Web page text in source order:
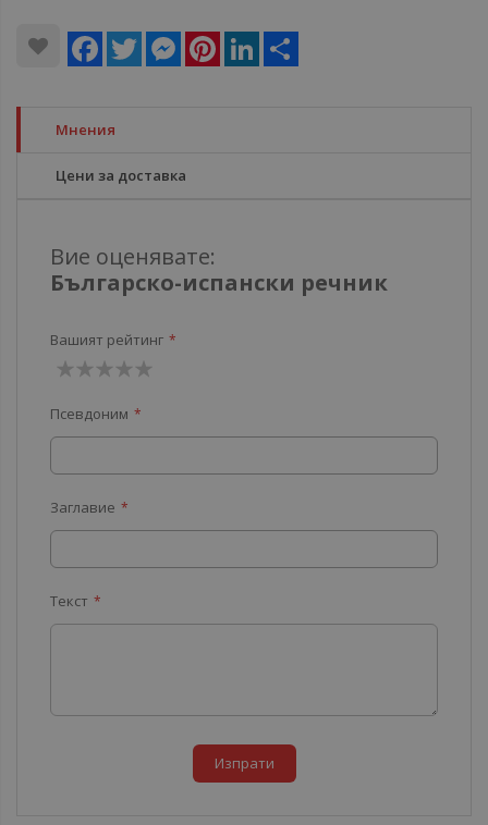
Facebook
Twitter MessengerPinterestLinkedIn
Мнения
Цени за доставка
Вие оценявате:
Българско-испански речник
Вашият рейтинг
звезда
звезди
звезди
звезди
звезди
Псевдоним
Заглавие
Текст
Изпрати